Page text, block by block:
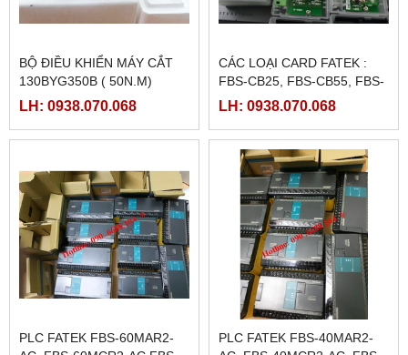
BỘ ĐIỀU KHIỂN MÁY CẮT
130BYG350B ( 50N.M)
LH: 0938.070.068
CÁC LOẠI CARD FATEK :
FBS-CB25, FBS-CB55, FBS-
CB2, FBS-CB5
LH: 0938.070.068
PLC FATEK FBS-60MAR2-
PLC FATEK FBS-40MAR2-